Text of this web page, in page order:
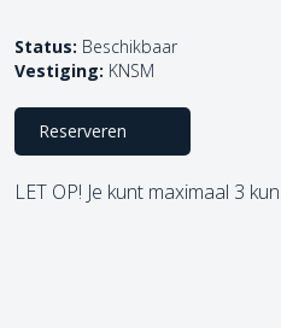
Status: Beschikbaar
Vestiging: KNSM
Reserveren
LET OP! Je kunt maximaal 3